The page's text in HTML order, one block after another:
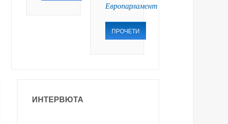
Европарламент
ПРОЧЕТИ
ИНТЕРВЮТА